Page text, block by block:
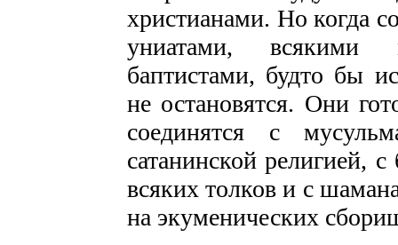
христианами. Но когда
униатами, всякими
баптистами, будто бы
не остановятся. Они
соединятся с
сатанинской религией,
всяких толков и с
на экуменических